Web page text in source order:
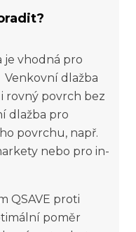
je vhodná pro
dlažba
i rovný povrch bez
dlažba pro
povrchu, např.
nebo pro in-
QSAVE proti
poměr